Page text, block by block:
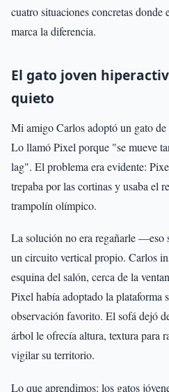
cuatro situaciones concretas donde
marca la diferencia.
El gato joven
quieto
Mi amigo Carlos adoptó un gato de
Lo llamó Pixel porque "se mueve
lag". El problema era evidente:
trepaba por las cortinas y usaba el
trampolín olímpico.
La solución no era regañarle —eso
un circuito vertical propio. Carlos
esquina del salón, cerca de la
Pixel había adoptado la plataforma
observación favorito. El sofá dejó
árbol le ofrecía altura, textura para
vigilar su territorio.
Lo que aprendimos: los gatos